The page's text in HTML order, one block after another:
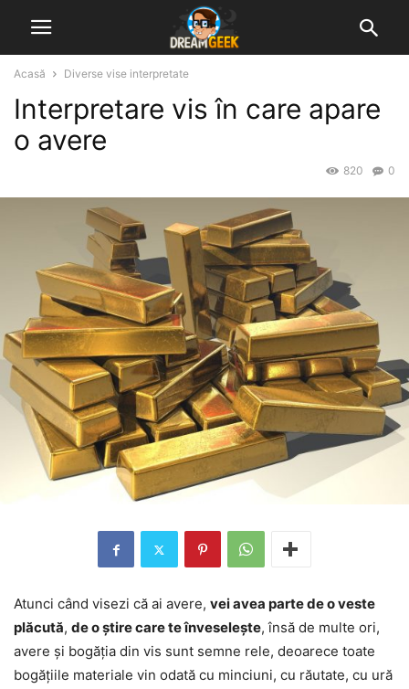
Acasă Diverse vise interpretate
Interpretare vis în care apare
o avere
0
820
Atunci când visezi că ai avere, vei avea parte de o veste
plăcută, de o știre care te înveselește, însă de multe ori,
avere și bogăția din vis sunt semne rele, deoarece toate
bogățiile materiale vin odată cu minciuni, cu răutate, cu ură